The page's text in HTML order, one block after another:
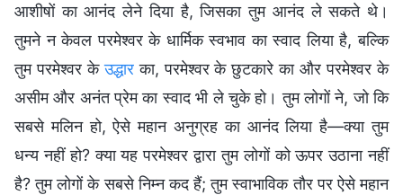
आशीषों का आनंद लेने दिया है, जिसका तुम आनंद ले सकते थे।
तुमने न केवल परमेश्वर के धार्मिक स्वभाव का स्वाद लिया है, बल्कि
तुम परमेश्वर केउद्धारका, परमेश्वर के छुटकारे का और परमेश्वर के
असीम और अनंत प्रेम का स्वाद भी ले चुके हो। तुम लोगों ने, जो कि
सबसे मलिन हो, ऐसे महान अनुग्रह का आनंद लिया है—क्या तुम
धन्य नहीं हो? क्या यह परमेश्वर द्वारा तुम लोगों को ऊपर उठाना नहीं
है? तुम लोगों के सबसे निम्न कद हैं; तुम स्वाभाविक तौर पर ऐसे महान